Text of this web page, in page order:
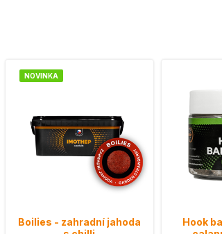
NOVINKA
Boilies - zahradní jahoda
Hook